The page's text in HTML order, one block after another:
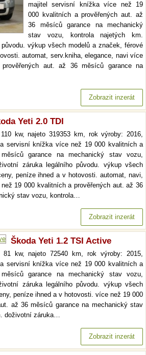
majitel servisní knížka více než 19
000 kvalitních a prověřených aut. až
36 měsíců garance na mechanický
stav vozu, kontrola najetých km.
výkup všech modelů a značek, férové
automat, serv.kniha, elegance, navi více
aut. až 36 měsíců garance na
Zobrazit inzerát
Yeti 2.0 TDI
kw, najeto 319353 km, rok výroby: 2016,
servisní knížka více než 19 000 kvalitních a
garance na mechanický stav vozu,
záruka legálního původu. výkup všech
peníze ihned a v hotovosti. automat, navi,
19 000 kvalitních a prověřených aut. až 36
stav vozu, kontrola…
Zobrazit inzerát
Škoda Yeti 1.2 TSI Active
kw, najeto 72540 km, rok výroby: 2015,
servisní knížka více než 19 000 kvalitních a
garance na mechanický stav vozu,
záruka legálního původu. výkup všech
peníze ihned a v hotovosti. více než 19 000
až 36 měsíců garance na mechanický stav
doživotní záruka…
Zobrazit inzerát